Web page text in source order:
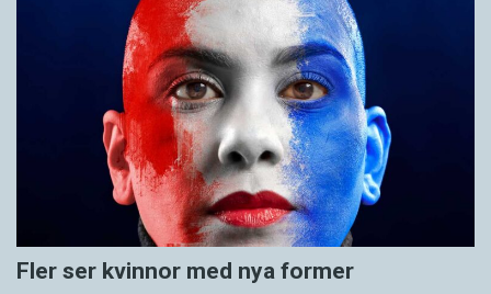
Fler ser kvinnor med nya former